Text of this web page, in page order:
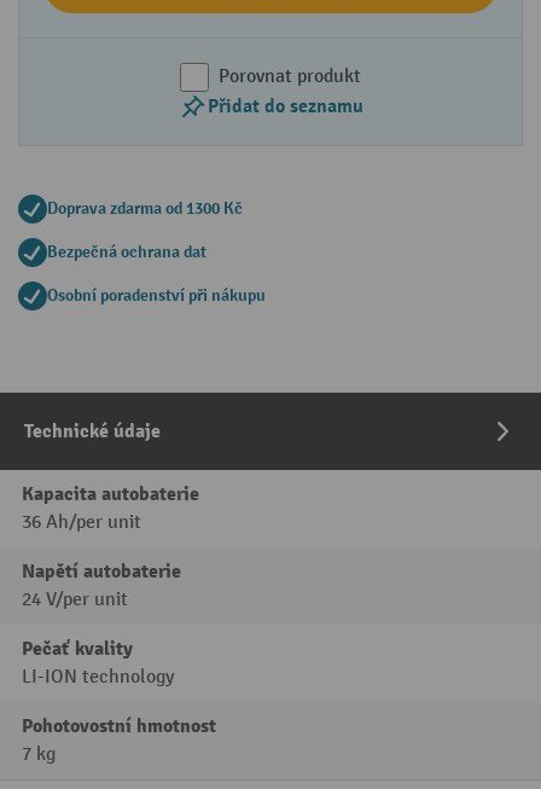
Porovnat produkt
Přidat do seznamu
Doprava zdarma od 1300 Kč
Bezpečná ochrana dat
Osobní poradenství při nákupu
Technické údaje
Kapacita autobaterie
36 Ah/per unit
Napětí autobaterie
24 V/per unit
Pečať kvality
LI-ION technology
Pohotovostní hmotnost
7 kg